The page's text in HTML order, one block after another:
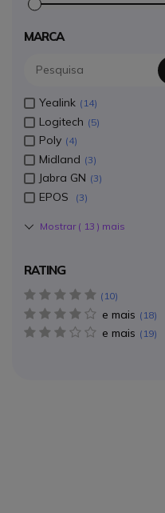
MARCA
Yealink 14
Logitech 5
Poly 4
Midland 3
Jabra GN 3
EPOS 3
Mostrar ( 13 ) mais
RATING
5 star(s)
10
e mais 418
e mais 319